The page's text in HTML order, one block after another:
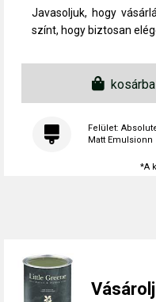
Javasoljuk, hogy
színt, hogy biztosan
kosárba
Felület:
Matt Emulsionn
*A